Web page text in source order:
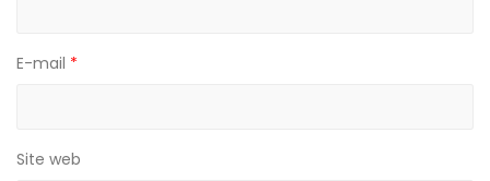
E-mail *
Site web